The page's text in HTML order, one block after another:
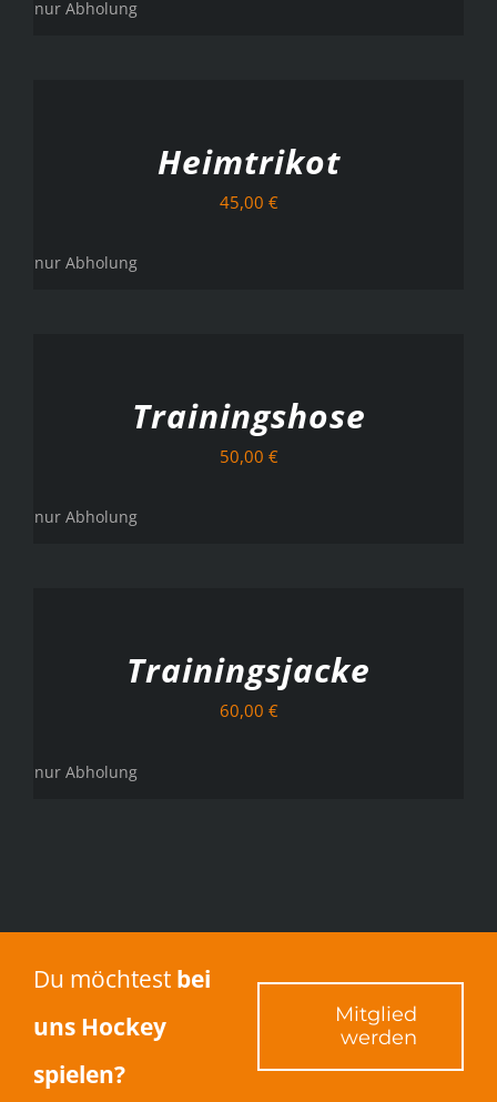
nur Abholung
Heimtrikot
45,00 €
nur Abholung
Trainingshose
50,00 €
nur Abholung
Trainingsjacke
60,00 €
nur Abholung
Du möchtest bei
uns Hockey
spielen?
Mitglied
werden